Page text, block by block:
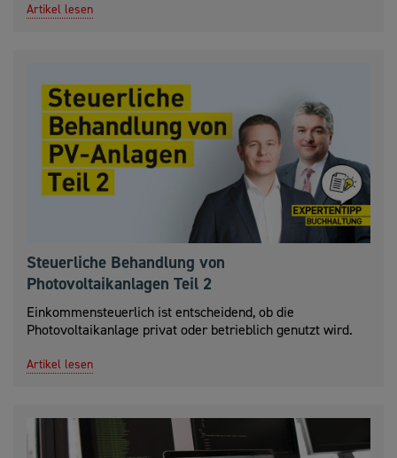
Artikel lesen
Steuerliche Behandlung von
Photovoltaikanlagen Teil 2
Einkommensteuerlich ist entscheidend, ob die
Photovoltaikanlage privat oder betrieblich genutzt wird.
Artikel lesen